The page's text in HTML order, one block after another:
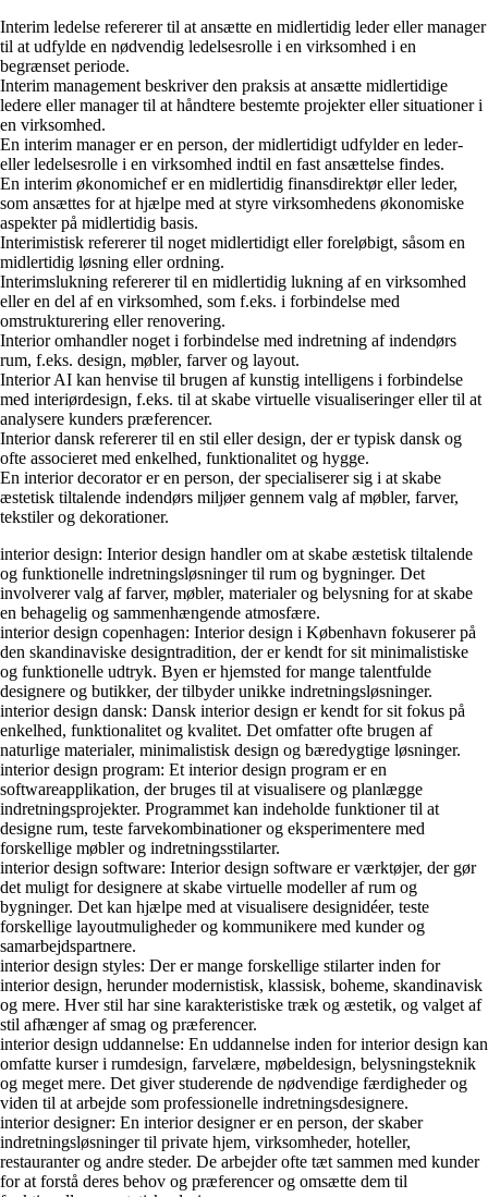
Interim ledelse refererer til at ansætte en midlertidig leder eller manager
til at udfylde en nødvendig ledelsesrolle i en virksomhed i en
begrænset periode.
Interim management beskriver den praksis at ansætte midlertidige
ledere eller manager til at håndtere bestemte projekter eller situationer i
en virksomhed.
En interim manager er en person, der midlertidigt udfylder en leder-
eller ledelsesrolle i en virksomhed indtil en fast ansættelse findes.
En interim økonomichef er en midlertidig finansdirektør eller leder,
som ansættes for at hjælpe med at styre virksomhedens økonomiske
aspekter på midlertidig basis.
Interimistisk refererer til noget midlertidigt eller foreløbigt, såsom en
midlertidig løsning eller ordning.
Interimslukning refererer til en midlertidig lukning af en virksomhed
eller en del af en virksomhed, som f.eks. i forbindelse med
omstrukturering eller renovering.
Interior omhandler noget i forbindelse med indretning af indendørs
rum, f.eks. design, møbler, farver og layout.
Interior AI kan henvise til brugen af kunstig intelligens i forbindelse
med interiørdesign, f.eks. til at skabe virtuelle visualiseringer eller til at
analysere kunders præferencer.
Interior dansk refererer til en stil eller design, der er typisk dansk og
ofte associeret med enkelhed, funktionalitet og hygge.
En interior decorator er en person, der specialiserer sig i at skabe
æstetisk tiltalende indendørs miljøer gennem valg af møbler, farver,
tekstiler og dekorationer.
interior design: Interior design handler om at skabe æstetisk tiltalende
og funktionelle indretningsløsninger til rum og bygninger. Det
involverer valg af farver, møbler, materialer og belysning for at skabe
en behagelig og sammenhængende atmosfære.
interior design copenhagen: Interior design i København fokuserer på
den skandinaviske designtradition, der er kendt for sit minimalistiske
og funktionelle udtryk. Byen er hjemsted for mange talentfulde
designere og butikker, der tilbyder unikke indretningsløsninger.
interior design dansk: Dansk interior design er kendt for sit fokus på
enkelhed, funktionalitet og kvalitet. Det omfatter ofte brugen af
naturlige materialer, minimalistisk design og bæredygtige løsninger.
interior design program: Et interior design program er en
softwareapplikation, der bruges til at visualisere og planlægge
indretningsprojekter. Programmet kan indeholde funktioner til at
designe rum, teste farvekombinationer og eksperimentere med
forskellige møbler og indretningsstilarter.
interior design software: Interior design software er værktøjer, der gør
det muligt for designere at skabe virtuelle modeller af rum og
bygninger. Det kan hjælpe med at visualisere designidéer, teste
forskellige layoutmuligheder og kommunikere med kunder og
samarbejdspartnere.
interior design styles: Der er mange forskellige stilarter inden for
interior design, herunder modernistisk, klassisk, boheme, skandinavisk
og mere. Hver stil har sine karakteristiske træk og æstetik, og valget af
stil afhænger af smag og præferencer.
interior design uddannelse: En uddannelse inden for interior design kan
omfatte kurser i rumdesign, farvelære, møbeldesign, belysningsteknik
og meget mere. Det giver studerende de nødvendige færdigheder og
viden til at arbejde som professionelle indretningsdesignere.
interior designer: En interior designer er en person, der skaber
indretningsløsninger til private hjem, virksomheder, hoteller,
restauranter og andre steder. De arbejder ofte tæt sammen med kunder
for at forstå deres behov og præferencer og omsætte dem til